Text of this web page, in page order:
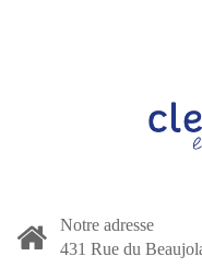
Notre adresse
431 Rue du